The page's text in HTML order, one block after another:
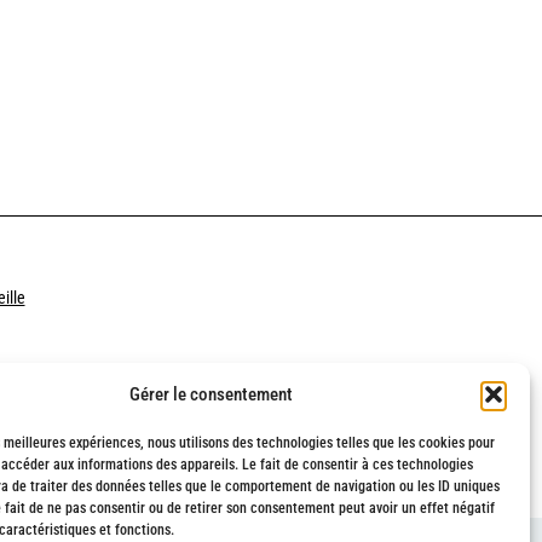
Gérer le consentement
expériences, nous utilisons des technologies telles que les cookies pour
aux informations des appareils. Le fait de consentir à ces technologies
de traiter des données telles que le comportement de navigation ou les ID uniques
fait de ne pas consentir ou de retirer son consentement peut avoir un effet négatif
et fonctions.